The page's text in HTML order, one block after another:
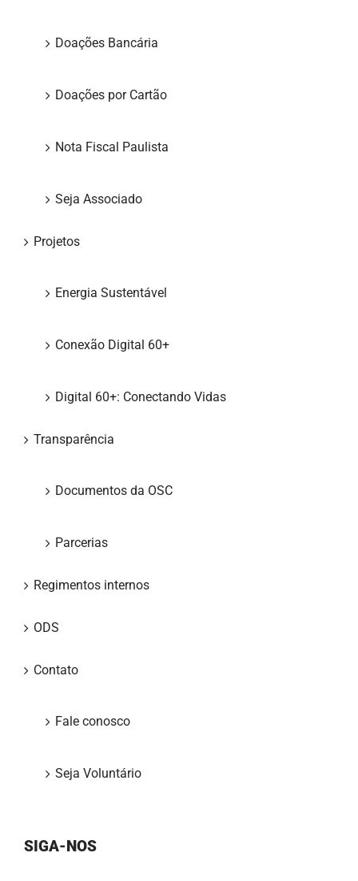
Doações Bancária
Doações por Cartão
Nota Fiscal Paulista
Seja Associado
Projetos
Energia Sustentável
Conexão Digital 60+
Digital 60+: Conectando Vidas
Transparência
Documentos da OSC
Parcerias
Regimentos internos
ODS
Contato
Fale conosco
Seja Voluntário
SIGA-NOS